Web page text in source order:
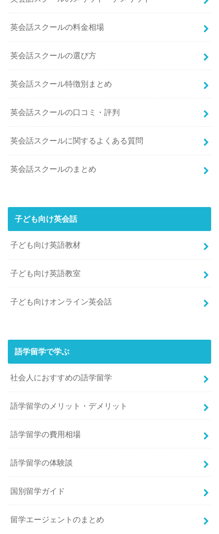
英会話スクールの料金相場
英会話スクールの選び方
英会話スクール特徴別まとめ
英会話スクールの口コミ・評判
英会話スクールに関するよくある質問
英会話スクールのまとめ
子ども向け英会話
子ども向け英語教材
子ども向け英語教室
子ども向けオンライン英会話
語学留学で学ぶ
社会人におすすめの語学留学
語学留学のメリット・デメリット
語学留学の費用相場
語学留学の体験談
国別留学ガイド
留学エージェントのまとめ